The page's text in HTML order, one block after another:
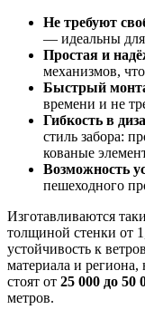
Не требуют
— идеальны для
Простая и
механизмов,
Быстрый
времени и не
Гибкость в
стиль забора:
кованые
Возможность
пешеходного
Изготавливаются
толщиной стенки от
устойчивость к
материала и
стоят от 25 000 до 50
метров.